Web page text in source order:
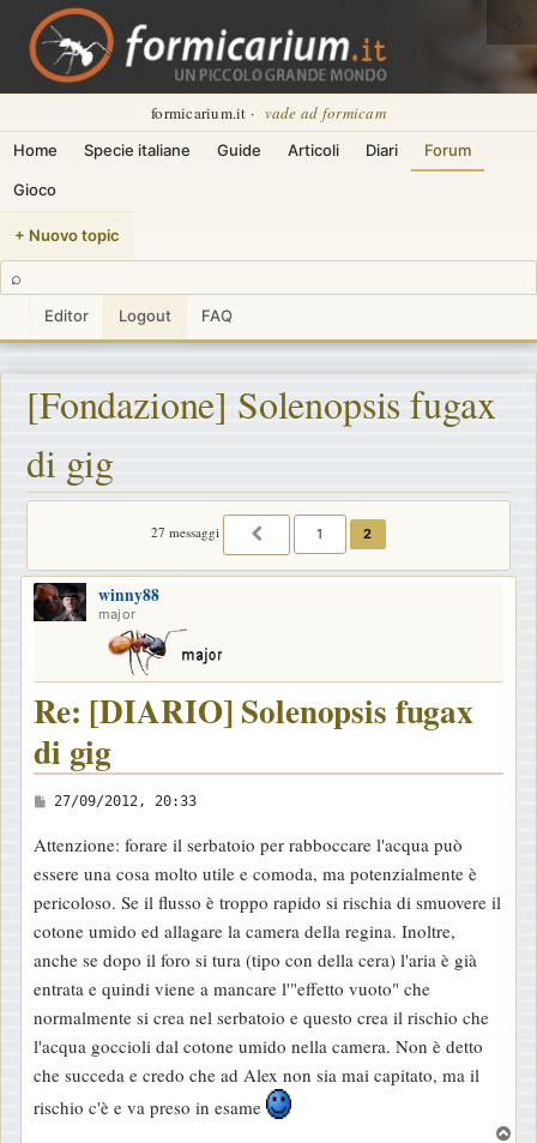
formicarium.it · vade ad formicam
Home Specie italiane Guide Articoli Diari Forum
Gioco
+ Nuovo topic
⌕
Editor Logout FAQ
🌙
[Fondazione] Solenopsis fugax
di gig
27 messaggi PRECEDENTE
1 2
winny88
major
Re: [DIARIO] Solenopsis fugax
di gig
M
s
s
a
g
g
i
o
27/09/2012, 20:33
Attenzione: forare il serbatoio per rabboccare l'acqua può
essere una cosa molto utile e comoda, ma potenzialmente è
pericoloso. Se il flusso è troppo rapido si rischia di smuovere il
cotone umido ed allagare la camera della regina. Inoltre,
anche se dopo il foro si tura (tipo con della cera) l'aria è già
entrata e quindi viene a mancare l'"effetto vuoto" che
normalmente si crea nel serbatoio e questo crea il rischio che
l'acqua goccioli dal cotone umido nella camera. Non è detto
che succeda e credo che ad Alex non sia mai capitato, ma il
rischio c'è e va preso in esame